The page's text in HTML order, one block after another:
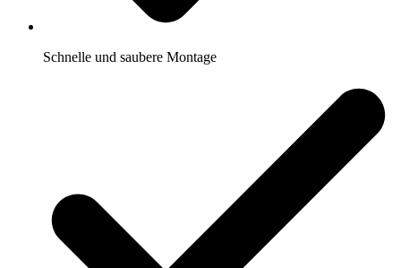
Schnelle und saubere Montage